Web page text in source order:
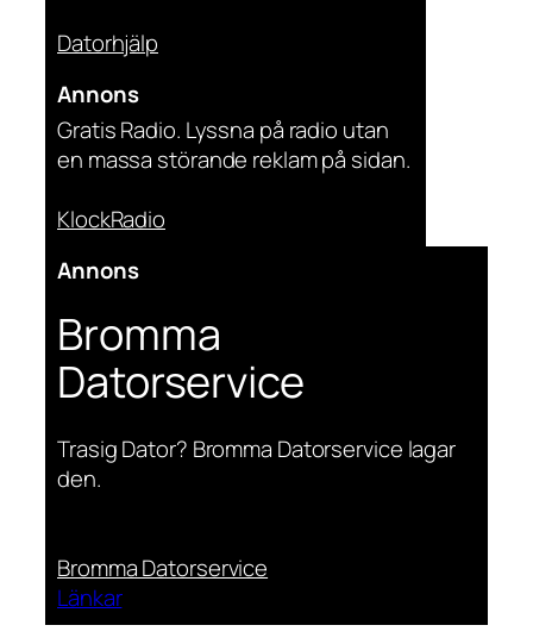
Datorhjälp
Annons
Gratis Radio. Lyssna på radio utan
en massa störande reklam på sidan.
KlockRadio
Annons
Bromma
Datorservice
Trasig Dator? Bromma Datorservice lagar
den.
Bromma Datorservice
Länkar